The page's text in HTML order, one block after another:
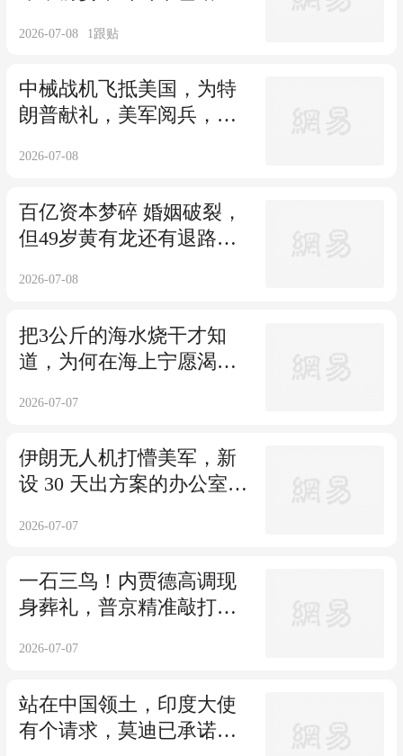
2026-07-08 1跟贴
中械战机飞抵美国，为特
朗普献礼，美军阅兵，不
2026-07-08
百亿资本梦碎 婚姻破裂，
但49岁黄有龙还有退路，
2026-07-08
把3公斤的海水烧干才知
道，为何在海上宁愿渴死
2026-07-07
伊朗无人机打懵美军，新
设 30 天出方案的办公室，
2026-07-07
一石三鸟！内贾德高调现
身葬礼，普京精准敲打，
2026-07-07
站在中国领土，印度大使
有个请求，莫迪已承诺，